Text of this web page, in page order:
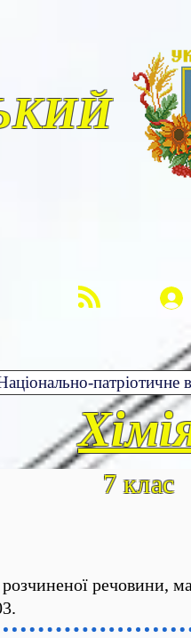
7 клас
речовини,
патріотичне